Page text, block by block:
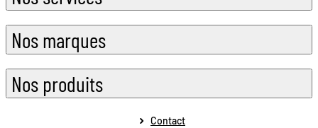
Nos marques
Nos produits
Contact